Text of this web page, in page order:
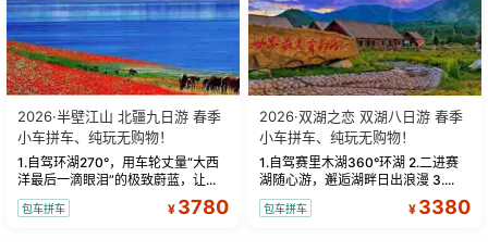
2026·半壁江山 北疆九日游 春季
小车拼车、纯玩无购物！
1.自驾环湖270°，用车轮丈量“大西
洋最后一滴眼泪”的极致蔚蓝，让...
包车拼车 ¥ 3780
2026·双湖之恋 双湖八日游 春季
小车拼车、纯玩无购物！
1.自驾赛里木湖360°环湖 2.二进赛
湖随心游，邂逅湖畔日出浪漫 3....
包车拼车 ¥ 3380